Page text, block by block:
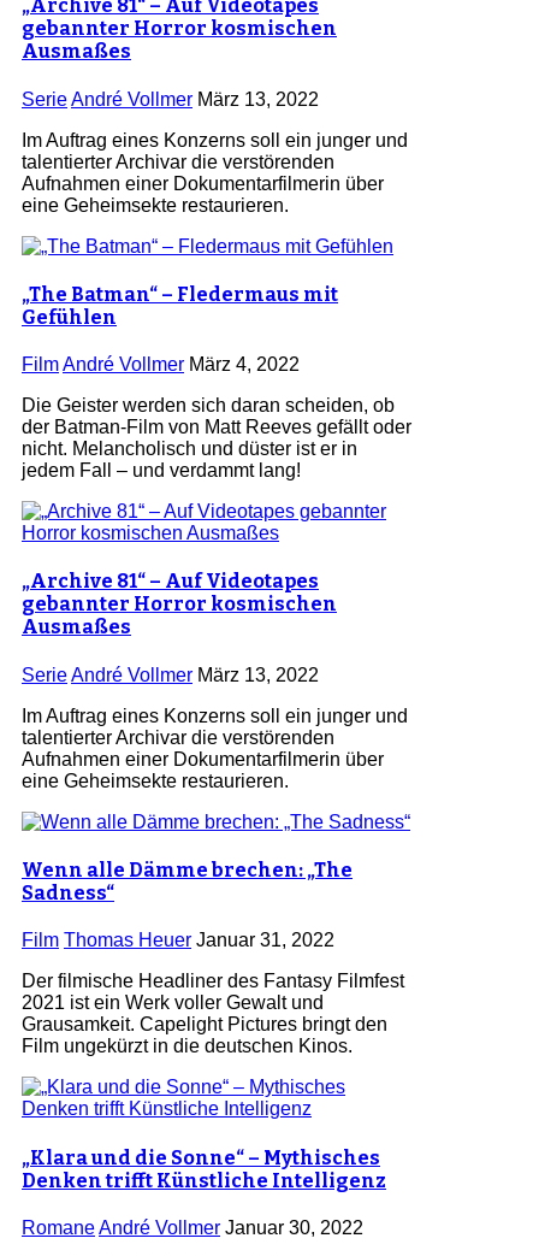
„Archive 81“ – Auf Videotapes
gebannter Horror kosmischen
Ausmaßes
SerieAndré Vollmer März 13, 2022
Im Auftrag eines Konzerns soll ein junger und
talentierter Archivar die verstörenden
Aufnahmen einer Dokumentarfilmerin über
eine Geheimsekte restaurieren.
„The Batman“ – Fledermaus mit
Gefühlen
FilmAndré Vollmer März 4, 2022
Die Geister werden sich daran scheiden, ob
der Batman-Film von Matt Reeves gefällt oder
nicht. Melancholisch und düster ist er in
jedem Fall – und verdammt lang!
„Archive 81“ – Auf Videotapes
gebannter Horror kosmischen
Ausmaßes
SerieAndré Vollmer März 13, 2022
Im Auftrag eines Konzerns soll ein junger und
talentierter Archivar die verstörenden
Aufnahmen einer Dokumentarfilmerin über
eine Geheimsekte restaurieren.
Wenn alle Dämme brechen: „The
Sadness“
Film Thomas Heuer Januar 31, 2022
Der filmische Headliner des Fantasy Filmfest
2021 ist ein Werk voller Gewalt und
Grausamkeit. Capelight Pictures bringt den
Film ungekürzt in die deutschen Kinos.
„Klara und die Sonne“ – Mythisches
Denken trifft Künstliche Intelligenz
RomaneAndré Vollmer Januar 30, 2022